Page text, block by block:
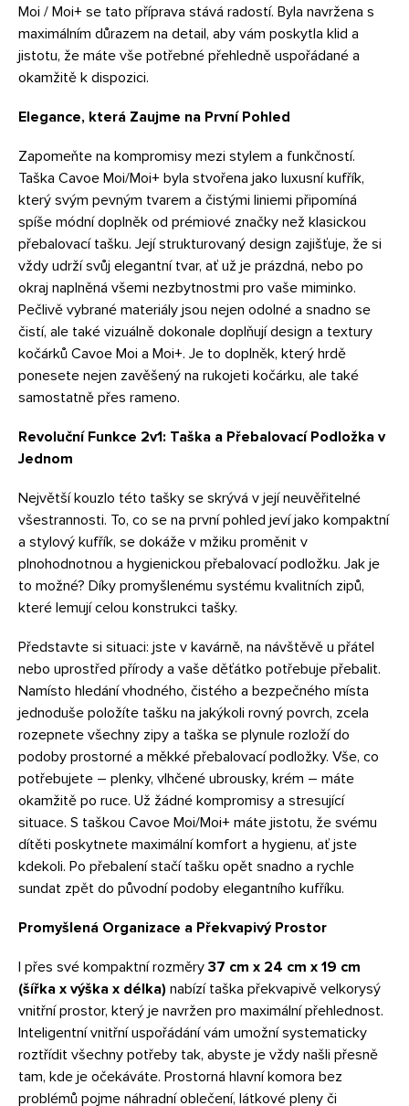
Moi / Moi+ se tato příprava stává radostí. Byla navržena s
maximálním důrazem na detail, aby vám poskytla klid a
jistotu, že máte vše potřebné přehledně uspořádané a
okamžitě k dispozici.
Elegance, která Zaujme na První Pohled
Zapomeňte na kompromisy mezi stylem a funkčností.
Taška Cavoe Moi/Moi+ byla stvořena jako luxusní kufřík,
který svým pevným tvarem a čistými liniemi připomíná
spíše módní doplněk od prémiové značky než klasickou
přebalovací tašku. Její strukturovaný design zajišťuje, že si
vždy udrží svůj elegantní tvar, ať už je prázdná, nebo po
okraj naplněná všemi nezbytnostmi pro vaše miminko.
Pečlivě vybrané materiály jsou nejen odolné a snadno se
čistí, ale také vizuálně dokonale doplňují design a textury
kočárků Cavoe Moi a Moi+. Je to doplněk, který hrdě
ponesete nejen zavěšený na rukojeti kočárku, ale také
samostatně přes rameno.
Revoluční Funkce 2v1: Taška a Přebalovací Podložka v
Jednom
Největší kouzlo této tašky se skrývá v její neuvěřitelné
všestrannosti. To, co se na první pohled jeví jako kompaktní
a stylový kufřík, se dokáže v mžiku proměnit v
plnohodnotnou a hygienickou přebalovací podložku. Jak je
to možné? Díky promyšlenému systému kvalitních zipů,
které lemují celou konstrukci tašky.
Představte si situaci: jste v kavárně, na návštěvě u přátel
nebo uprostřed přírody a vaše děťátko potřebuje přebalit.
Namísto hledání vhodného, čistého a bezpečného místa
jednoduše položíte tašku na jakýkoli rovný povrch, zcela
rozepnete všechny zipy a taška se plynule rozloží do
podoby prostorné a měkké přebalovací podložky. Vše, co
potřebujete – plenky, vlhčené ubrousky, krém – máte
okamžitě po ruce. Už žádné kompromisy a stresující
situace. S taškou Cavoe Moi/Moi+ máte jistotu, že svému
dítěti poskytnete maximální komfort a hygienu, ať jste
kdekoli. Po přebalení stačí tašku opět snadno a rychle
sundat zpět do původní podoby elegantního kufříku.
Promyšlená Organizace a Překvapivý Prostor
I přes své kompaktní rozměry 37 cm x 24 cm x 19 cm
(šířka x výška x délka) nabízí taška překvapivě velkorysý
vnitřní prostor, který je navržen pro maximální přehlednost.
Inteligentní vnitřní uspořádání vám umožní systematicky
roztřídit všechny potřeby tak, abyste je vždy našli přesně
tam, kde je očekáváte. Prostorná hlavní komora bez
problémů pojme náhradní oblečení, látkové pleny či